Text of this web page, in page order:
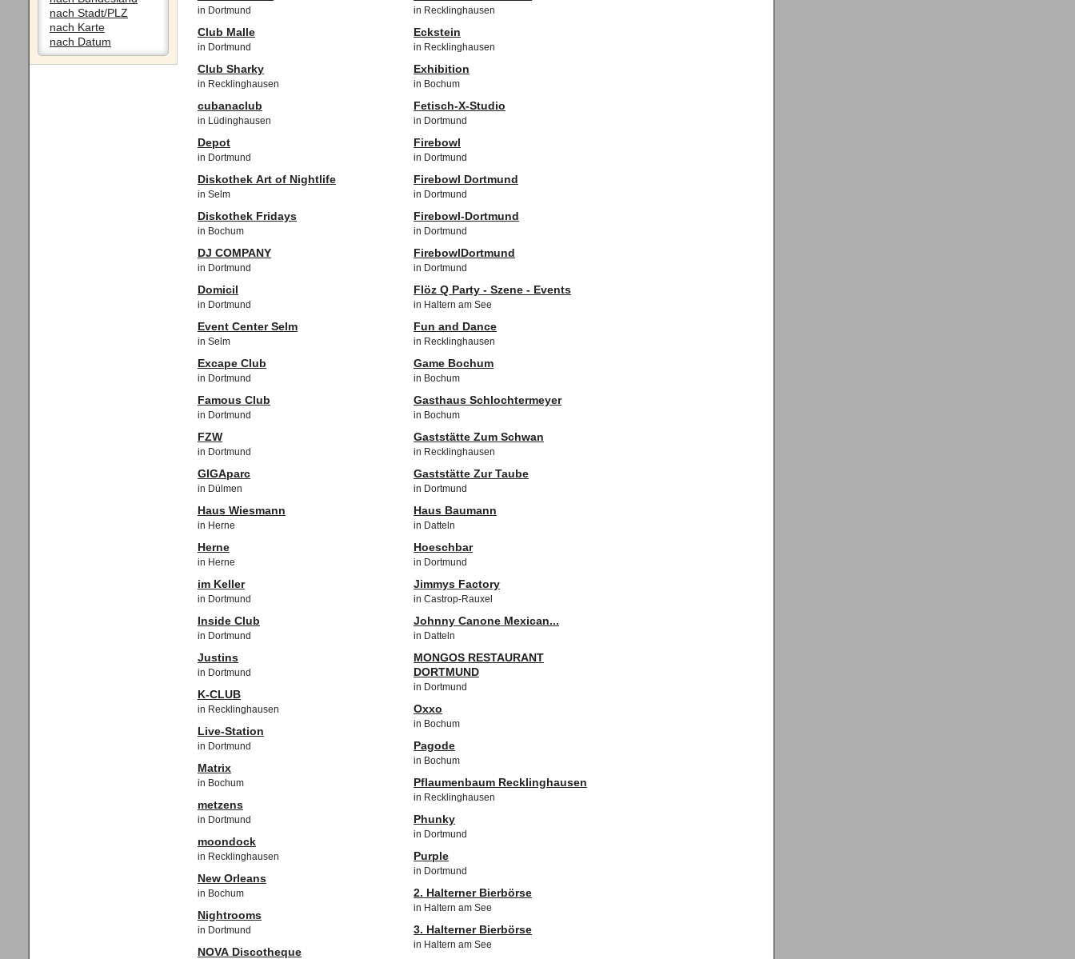
nach Stadt/PLZ
nach Karte
nach Datum
in Dortmund
Club Malle
in Dortmund
Club Sharky
in Recklinghausen
cubanaclub
in Lüdinghausen
Depot
in Dortmund
Diskothek Art of Nightlife
in Selm
Diskothek Fridays
in Bochum
DJ COMPANY
in Dortmund
Domicil
in Dortmund
Event Center Selm
in Selm
Excape Club
in Dortmund
Famous Club
in Dortmund
FZW
in Dortmund
GIGAparc
in Dülmen
Haus Wiesmann
in Herne
Herne
in Herne
im Keller
in Dortmund
Inside Club
in Dortmund
Justins
in Dortmund
K-CLUB
in Recklinghausen
Live-Station
in Dortmund
Matrix
in Bochum
metzens
in Dortmund
moondock
in Recklinghausen
New Orleans
in Bochum
Nightrooms
in Dortmund
NOVA Discotheque
in Recklinghausen
Eckstein
in Recklinghausen
Exhibition
in Bochum
Fetisch-X-Studio
in Dortmund
Firebowl
in Dortmund
Firebowl Dortmund
in Dortmund
Firebowl-Dortmund
in Dortmund
FirebowlDortmund
in Dortmund
Flöz Q Party - Szene - Events
in Haltern am See
Fun and Dance
in Recklinghausen
Game Bochum
in Bochum
Gasthaus Schlochtermeyer
in Bochum
Gaststätte Zum Schwan
in Recklinghausen
Gaststätte Zur Taube
in Dortmund
Haus Baumann
in Datteln
Hoeschbar
in Dortmund
Jimmys Factory
in Castrop-Rauxel
Johnny Canone Mexican...
in Datteln
MONGOS RESTAURANT
DORTMUND
in Dortmund
Oxxo
in Bochum
Pagode
in Bochum
Pflaumenbaum Recklinghausen
in Recklinghausen
Phunky
in Dortmund
Purple
in Dortmund
2. Halterner Bierbörse
in Haltern am See
3. Halterner Bierbörse
in Haltern am See